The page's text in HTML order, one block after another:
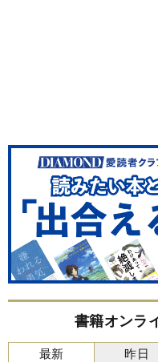
書籍オンラ
最新 昨日